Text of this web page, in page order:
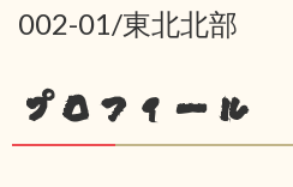
002-01/東北北部
プロフィール